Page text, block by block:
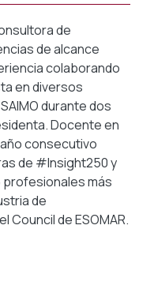
de
de alcance
colaborando
en diversos
durante dos
Docente en
consecutivo
de #Insight250 y
más
de
Council de ESOMAR.